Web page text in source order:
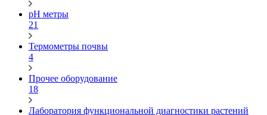
pH метры
21
Термометры почвы
4
Прочее оборудование
18
Лаборатория функциональной диагностики растений